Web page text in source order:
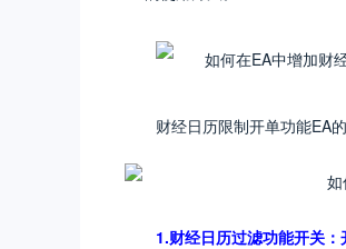
财经日历限制开单功能EA
1.财经日历过滤功能开关